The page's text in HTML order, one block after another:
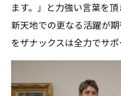
ます。」と力強い言葉を頂
新天地での更なる活躍が
をザナックスは全力でサポ